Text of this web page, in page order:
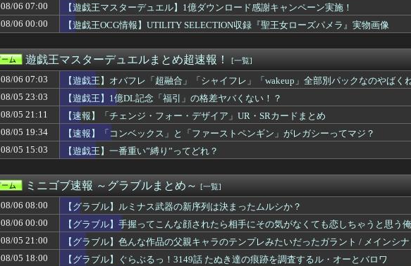
【速報】「チェンジ・フォー・デザイア」UR・SRカードまとめ
【FF14】Switch2版FF14のタッチパネル操作やJoy-Con 2マウ...
【遊戯王OCG情報】ユーティリティ セレクションに『聖王女ローズパメラ』が新規...
【艦これ】みんなもう終わってそうだから聞くんだけど E3-2ってサブの穴が空い...
何故DLCは昔ほど「最初から入れとけ」と言われなくなったのか
【グラブル】色んな作品の父親キャラのテンプレみたいだったガラント / メインシ...
FE万紫千紅、難易度が「ノーマル」と「ハード」のみで終わる
【東方】黄昏フロンティアの新作はまだかのう…
【衝撃】新宿にトンデモなく天才的な「デザイン広告」が登場ｗｗｗｗｗｗｗｗ
【遊戯王マスターデュエル】1億ダウンロード感謝キャンペーンログインボーナス！福...
【遊戯王マスターデュエル】UR2枚確定&デラックスメイト「E・HERO」セット...
【原神】オデットの餅武器美しい…が性能微妙？旅人専用武器強すぎワロタ
『Beast of Reincarnation』PSStore「新着ゲーム」1...
【艦これ】E3-4クリアの流れ来てるな
【ウマ娘】KFCコラボ、スタンプ97個の表記が変わってる
RPG「たまにロボキャラ居る」←まぁわかる「回復魔法でロボキャラが回復」←？？...
【ウマ娘】シービーとか透みたいなかっこよくてかわいい女が好きです
『Dr.スランプ』茶化されてるけど千兵衛さんガチで天才だよね
PLAMATEA Fate/Grand Order シールダー/マシュ・キリエ...
08/06 07:00
【遊戯王マスターデュエル】1億ダウンロード感謝キャンペーン実施！
08/06 00:00
【遊戯王OCG情報】UTILITY SELECTION収録『聖王女ローズパメラ』実物画像
遊戯王マスターデュエルまとめ超速報！ [一覧]
08/06 07:03
【遊戯王】オバフレ「超融合」「シャイフレ」「wakeup」全部別パックなのやばく
08/05 23:03
【遊戯王】1億DL記念「福引」の格差ヤバくない！？
08/05 21:11
【速報】「チェンジ・フォー・デザイア」UR・SRカードまとめ
08/05 19:34
【速報】「コンベックス」と「ファーストペンギン」がレガシーってマジ？
08/05 15:03
【遊戯王】一番重い”縛り”ってどれ？
ミニゴブ速報 ～グラブルまとめ～ [一覧]
08/06 08:00
【グラブル】ルミナス武器の新序列は決まったムルシか？
08/06 00:00
【グラブル】手握ってこんな顔されたら相手にその気がなくても恋しちゃうと思う俺
08/05 21:00
【グラブル】色んな作品の父親キャラのテンプレみたいだったガラント / メインシ
08/05 18:00
【グラブル】ぐらぶるっ！3149話 たぬき達の痕跡を調査するル・オーとバロワ